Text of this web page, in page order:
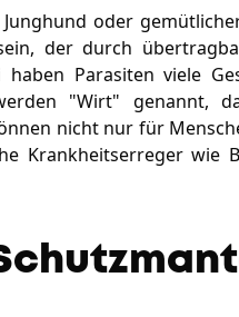
oder
der durch
Parasiten viele
"Wirt" genannt,
nicht nur für
Krankheitserreger wie